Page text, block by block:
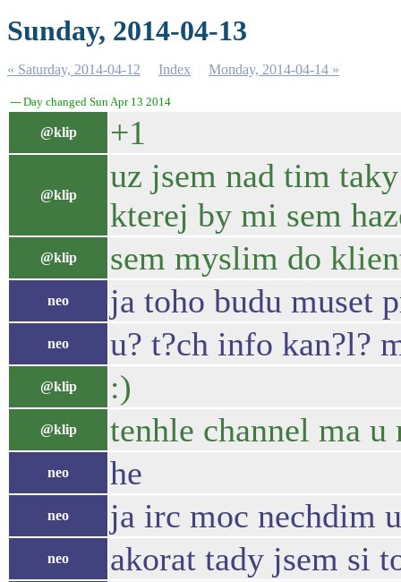
Sunday, 2014-04-13
« Saturday, 2014-04-12 Index Monday, 2014-04-14 »
--- Day changed Sun Apr 13 2014
@klip +1
@klip
uz jsem nad tim
kterej by mi sem
@klip sem myslim do
neo ja toho budu muset
neo u? t?ch info kan?l?
@klip :)
@klip tenhle channel ma
neo he
neo ja irc moc nechdim
neo akorat tady jsem si